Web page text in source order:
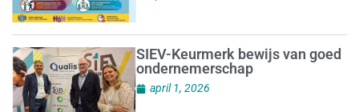
SIEV-Keurmerk bewijs van goed
ondernemerschap
april 1, 2026